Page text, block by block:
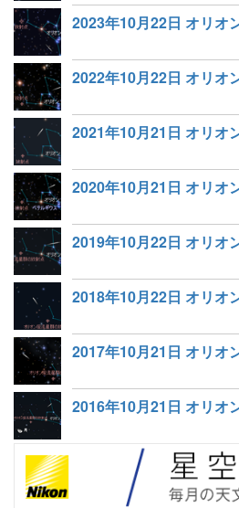
2023年10月22日 オリオ
2022年10月22日 オリオ
2021年10月21日 オリオ
2020年10月21日 オリオ
2019年10月22日 オリオ
2018年10月22日 オリオ
2017年10月21日 オリオ
2016年10月21日 オリオ